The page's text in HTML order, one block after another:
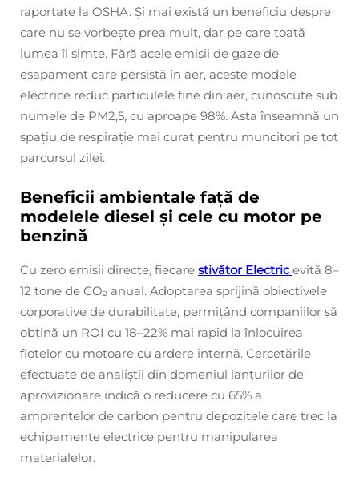
raportate la OSHA. Și mai există un beneficiu despre
care nu se vorbește prea mult, dar pe care toată
lumea îl simte. Fără acele emisii de gaze de
eșapament care persistă în aer, aceste modele
electrice reduc particulele fine din aer, cunoscute sub
numele de PM2,5, cu aproape 98%. Asta înseamnă un
spațiu de respirație mai curat pentru muncitori pe tot
parcursul zilei.
Beneficii ambientale față de
modelele diesel și cele cu motor pe
benzină
Cu zero emisii directe, fiecare stivător Electricevită 8–
12 tone de CO₂ anual. Adoptarea sprijină obiectivele
corporative de durabilitate, permițând companiilor să
obțină un ROI cu 18–22% mai rapid la înlocuirea
flotelor cu motoare cu ardere internă. Cercetările
efectuate de analiștii din domeniul lanțurilor de
aprovizionare indică o reducere cu 65% a
amprentelor de carbon pentru depozitele care trec la
echipamente electrice pentru manipularea
materialelor.